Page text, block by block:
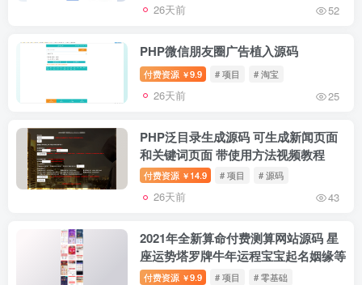
26天前 52
PHP微信朋友圈广告植入源码
付费资源 ￥9.9 # 项目 # 淘宝
26天前 25
PHP泛目录生成源码 可生成新闻页面
和关键词页面 带使用方法视频教程
付费资源 ￥ 14.9 # 项目 # 源码
26天前 43
2021年全新算命付费测算网站源码 星
座运势塔罗牌牛年运程宝宝起名姻缘等
付费资源 ￥9.9 # 项目 # 零基础